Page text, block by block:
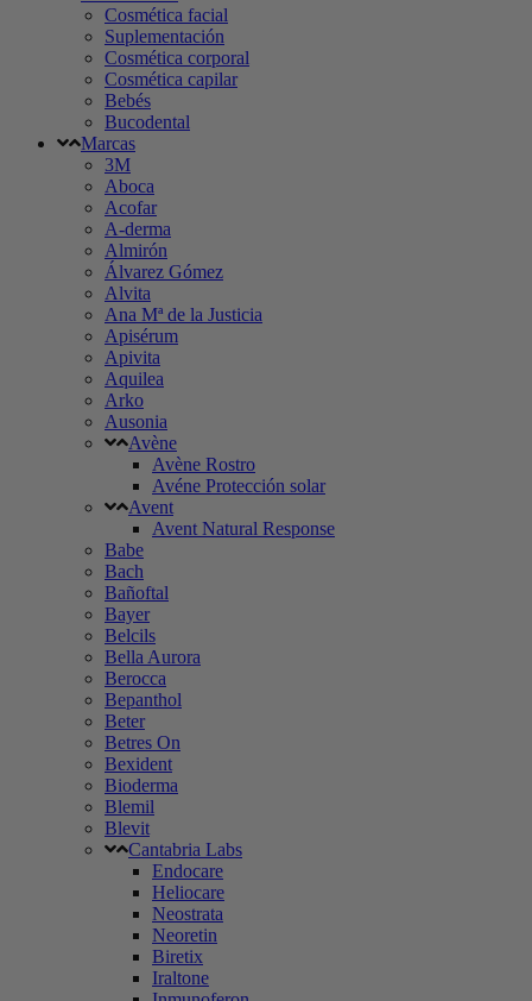
Cosmética facial
Suplementación
Cosmética corporal
Cosmética capilar
Bebés
Bucodental
Marcas
3M
Aboca
Acofar
A-derma
Almirón
Álvarez Gómez
Alvita
Ana Mª de la Justicia
Apisérum
Apivita
Aquilea
Arko
Ausonia
Avène
Avène Rostro
Avéne Protección solar
Avent
Avent Natural Response
Babe
Bach
Bañoftal
Bayer
Belcils
Bella Aurora
Berocca
Bepanthol
Beter
Betres On
Bexident
Bioderma
Blemil
Blevit
Cantabria Labs
Endocare
Heliocare
Neostrata
Neoretin
Biretix
Iraltone